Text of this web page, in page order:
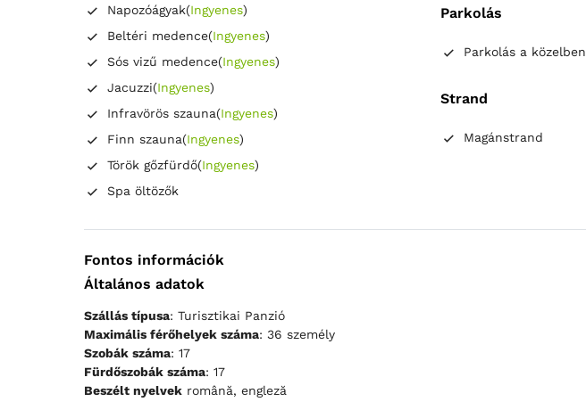
Napozóágyak(Ingyenes)
Beltéri medence(Ingyenes)
Sós vizű medence(Ingyenes)
Jacuzzi(Ingyenes)
Infravörös szauna(Ingyenes)
Finn szauna(Ingyenes)
Török gőzfürdő(Ingyenes)
Spa öltözők
Parkolás
Parkolás a közelben
Strand
Magánstrand
Fontos információk
Általános adatok
Szállás típusa: Turisztikai Panzió
Maximális férőhelyek száma: 36 személy
Szobák száma: 17
Fürdőszobák száma: 17
Beszélt nyelvek română, engleză